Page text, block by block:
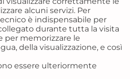
alcuni servizi. Per
è indispensabile per
durante tutta la visita
per memorizzare le
della visualizzazione, e così
essere ulteriormente